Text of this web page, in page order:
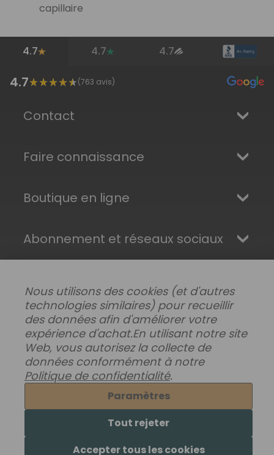
capillaire
4.7 4.7 4.7
4.7 (763 avis)
Contact
Faire connaissance
Boutique en ligne
Abonnement et réseaux sociaux
© 2026 Superhairpieces.fr
Modifier les préférences de données
Livraisons, retours et garantie
Nous utilisons des cookies (et d'autres
technologies similaires) pour recueillir
des données afin d'améliorer votre
expérience d'achat.En utilisant notre site
Web, vous autorisez la collecte de
données conformément à notre
Politique de confidentialité.
Paramètres
Tout rejeter
Accepter tous les cookies